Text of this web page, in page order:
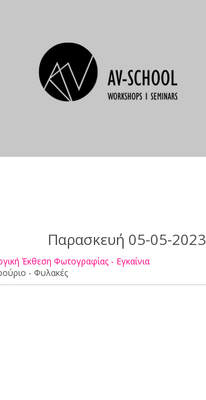
Παρασκευή 05-05-2023
Έκθεση Φωτογραφίας - Εγκαίνια
- Φυλακές